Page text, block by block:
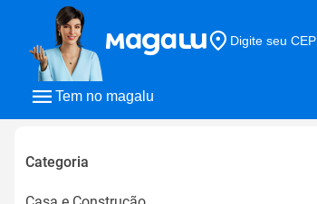
Tem no magalu
Digite seu CEP
Categoria